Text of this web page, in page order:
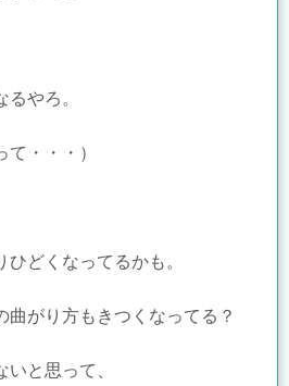
やろ。
て・・・）
どくなってるかも。
曲がり方もきつくなってる？
と思って、